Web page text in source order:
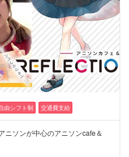
由シフト制 交通費支給
ニソンが中心のアニソンcafe＆